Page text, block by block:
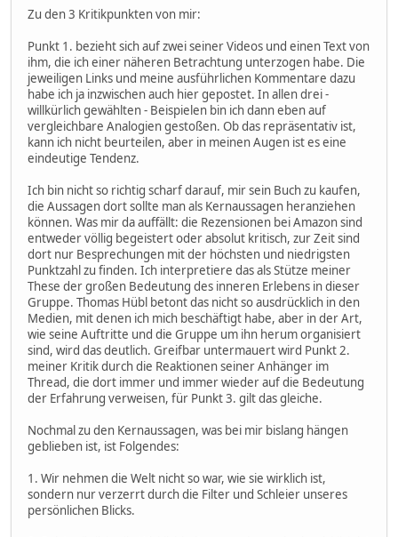
Zu den 3 Kritikpunkten von mir:
Punkt 1. bezieht sich auf zwei seiner Videos und einen Text von
ihm, die ich einer näheren Betrachtung unterzogen habe. Die
jeweiligen Links und meine ausführlichen Kommentare dazu
habe ich ja inzwischen auch hier gepostet. In allen drei -
willkürlich gewählten - Beispielen bin ich dann eben auf
vergleichbare Analogien gestoßen. Ob das repräsentativ ist,
kann ich nicht beurteilen, aber in meinen Augen ist es eine
eindeutige Tendenz.
Ich bin nicht so richtig scharf darauf, mir sein Buch zu kaufen,
die Aussagen dort sollte man als Kernaussagen heranziehen
können. Was mir da auffällt: die Rezensionen bei Amazon sind
entweder völlig begeistert oder absolut kritisch, zur Zeit sind
dort nur Besprechungen mit der höchsten und niedrigsten
Punktzahl zu finden. Ich interpretiere das als Stütze meiner
These der großen Bedeutung des inneren Erlebens in dieser
Gruppe. Thomas Hübl betont das nicht so ausdrücklich in den
Medien, mit denen ich mich beschäftigt habe, aber in der Art,
wie seine Auftritte und die Gruppe um ihn herum organisiert
sind, wird das deutlich. Greifbar untermauert wird Punkt 2.
meiner Kritik durch die Reaktionen seiner Anhänger im
Thread, die dort immer und immer wieder auf die Bedeutung
der Erfahrung verweisen, für Punkt 3. gilt das gleiche.
Nochmal zu den Kernaussagen, was bei mir bislang hängen
geblieben ist, ist Folgendes:
1. Wir nehmen die Welt nicht so war, wie sie wirklich ist,
sondern nur verzerrt durch die Filter und Schleier unseres
persönlichen Blicks.